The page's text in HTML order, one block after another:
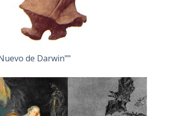
de Darwin""